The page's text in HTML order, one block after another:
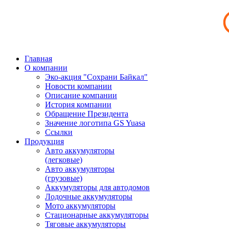
Главная
О компании
Эко-акция "Сохрани Байкал"
Новости компании
Описание компании
История компании
Обращение Президента
Значение логотипа GS Yuasa
Ссылки
Продукция
Авто аккумуляторы
(легковые)
Авто аккумуляторы
(грузовые)
Аккумуляторы для автодомов
Лодочные аккумуляторы
Мото аккумуляторы
Стационарные аккумуляторы
Тяговые аккумуляторы